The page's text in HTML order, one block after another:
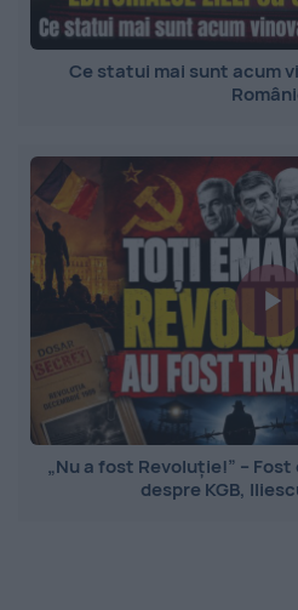
Ce statui mai sunt acum
„Nu a fost Revoluție!” –
despre KGB,